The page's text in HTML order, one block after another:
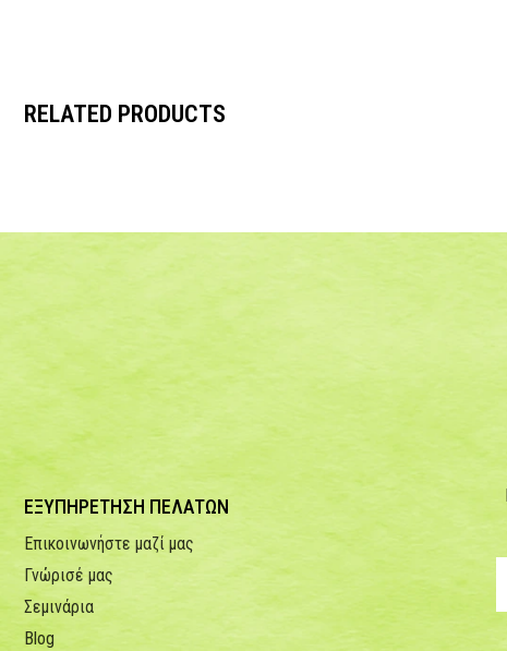
RELATED PRODUCTS
ΕΞΥΠΗΡΕΤΗΣΗ ΠΕΛΑΤΩΝ
Επικοινωνήστε μαζί μας
Γνώρισέ μας
Σεμινάρια
Blog